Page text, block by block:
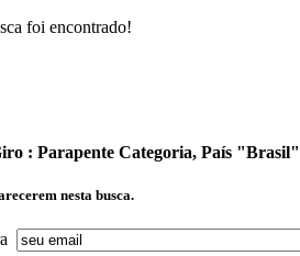
foi encontrado!
: Parapente Categoria, País
nesta busca.